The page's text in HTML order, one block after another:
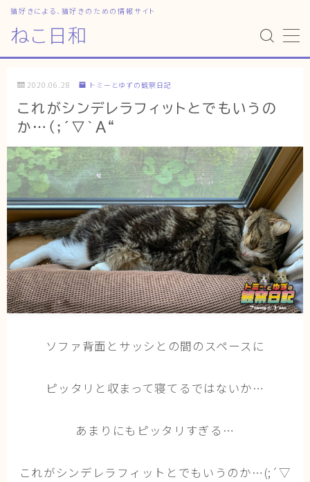
ねこ日和
猫好きによる、猫好きのための情報サイト
MENU
ねこ日和
どっちがいい？
猫暮らしの平均
猫のなぜ？
ゆずとシンバの日常
ねこの部屋
猫の健康・ケア関連
猫と人間の共生・社会問題
猫との暮らし・生活設計
2020.06.28 トミーとゆずの観察日記
これがシンデレラフィットとでもいうの
か…(;´▽｀A“
ソファ背面とサッシとの間のスペースに
ピッタリと収まって寝てるではないか…
あまりにもピッタリすぎる…
これがシンデレラフィットとでもいうのか…(;´▽